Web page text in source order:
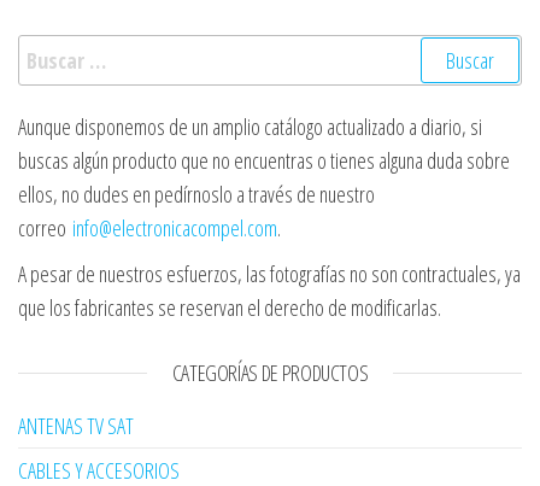
Buscar:
Aunque disponemos de un amplio catálogo actualizado a diario, si
buscas algún producto que no encuentras o tienes alguna duda sobre
ellos, no dudes en pedírnoslo a través de nuestro
correo info@electronicacompel.com.
A pesar de nuestros esfuerzos, las fotografías no son contractuales, ya
que los fabricantes se reservan el derecho de modificarlas.
CATEGORÍAS DE PRODUCTOS
ANTENAS TV SAT
CABLES Y ACCESORIOS